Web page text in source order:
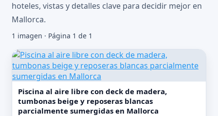
hoteles, vistas y detalles clave para decidir mejor en
Mallorca.
1 imagen · Página 1 de 1
Piscina al aire libre con deck de madera,
tumbonas beige y reposeras blancas
parcialmente sumergidas en Mallorca